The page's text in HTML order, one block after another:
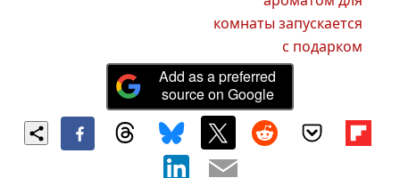
комнаты запускается
с подарком
Add as a preferred
source on Google